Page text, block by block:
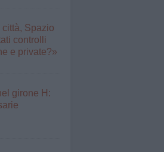
città, Spazio
controlli
e private?»
girone H: